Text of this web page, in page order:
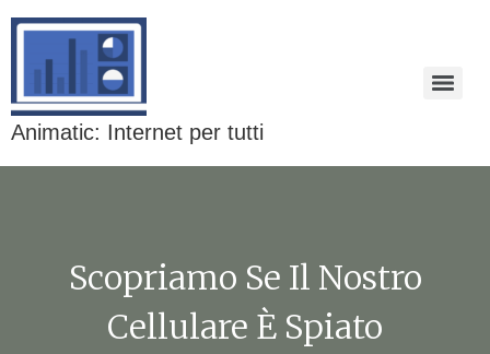
Animatic: Internet per tutti
Scopriamo Se Il Nostro
Cellulare È Spiato